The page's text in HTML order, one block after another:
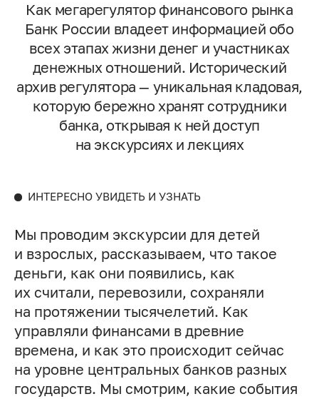
Как мегарегулятор финансового рынка
Банк России владеет информацией обо
всех этапах жизни денег и участниках
денежных отношений. Исторический
архив регулятора — уникальная кладовая,
которую бережно хранят сотрудники
банка, открывая к ней доступ
на экскурсиях и лекциях
ИНТЕРЕСНО УВИДЕТЬ И УЗНАТЬ
Мы проводим экскурсии для детей
и взрослых, рассказываем, что такое
деньги, как они появились, как
их считали, перевозили, сохраняли
на протяжении тысячелетий. Как
управляли финансами в древние
времена, и как это происходит сейчас
на уровне центральных банков разных
государств. Мы смотрим, какие события